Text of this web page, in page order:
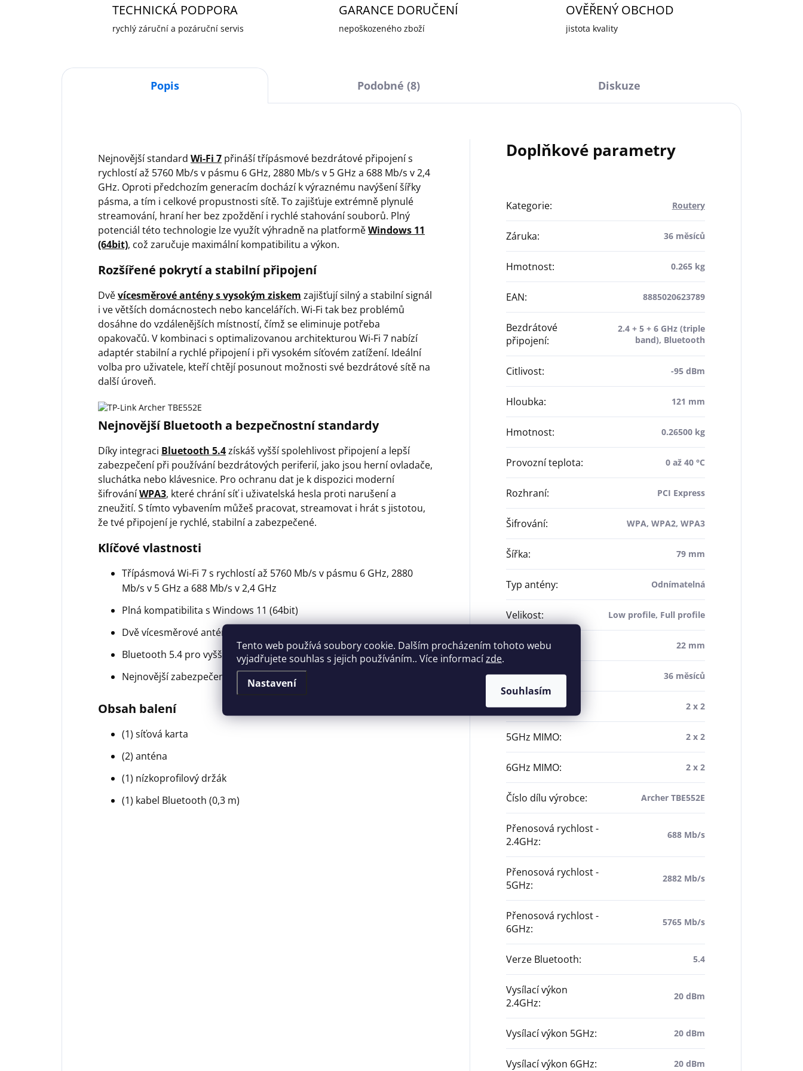
Tento web používá soubory cookie. Dalším procházením tohoto webu
vyjadřujete souhlas s jejich používáním.. Více informacízde.
Nastavení
Souhlasím
TECHNICKÁ PODPORA
rychlý záruční a pozáruční servis
GARANCE DORUČENÍ
nepoškozeného zboží
OVĚŘENÝ OBCHOD
jistota kvality
Popis Podobné (8) Diskuze
Nejnovější standard Wi-Fi 7 přináší třípásmové bezdrátové připojení s
rychlostí až 5760 Mb/s v pásmu 6 GHz, 2880 Mb/s v 5 GHz a 688 Mb/s v 2,4
GHz. Oproti předchozím generacím dochází k výraznému navýšení šířky
pásma, a tím i celkové propustnosti sítě. To zajišťuje extrémně plynulé
streamování, hraní her bez zpoždění i rychlé stahování souborů. Plný
potenciál této technologie lze využít výhradně na platforměWindows 11
(64bit), což zaručuje maximální kompatibilitu a výkon.
Rozšířené pokrytí a stabilní připojení
Dvěvícesměrové antény s vysokým ziskem zajišťují silný a stabilní signál
i ve větších domácnostech nebo kancelářích. Wi-Fi tak bez problémů
dosáhne do vzdálenějších místností, čímž se eliminuje potřeba
opakovačů. V kombinaci s optimalizovanou architekturou Wi-Fi 7 nabízí
adaptér stabilní a rychlé připojení i při vysokém síťovém zatížení. Ideální
volba pro uživatele, kteří chtějí posunout možnosti své bezdrátové sítě na
další úroveň.
Nejnovější Bluetooth a bezpečnostní standardy
Díky integraci Bluetooth 5.4získáš vyšší spolehlivost připojení a lepší
zabezpečení při používání bezdrátových periferií, jako jsou herní ovladače,
sluchátka nebo klávesnice. Pro ochranu dat je k dispozici moderní
šifrováníWPA3, které chrání síť i uživatelská hesla proti narušení a
zneužití. S tímto vybavením můžeš pracovat, streamovat i hrát s jistotou,
že tvé připojení je rychlé, stabilní a zabezpečené.
Klíčové vlastnosti
Třípásmová Wi-Fi 7 s rychlostí až 5760 Mb/s v pásmu 6 GHz, 2880
Mb/s v 5 GHz a 688 Mb/s v 2,4 GHz
Plná kompatibilita s Windows 11 (64bit)
Dvě vícesměrové antény s vysokým ziskem pro širší pokrytí
Bluetooth 5.4 pro vyšší bezpečnost a stabilitu připojení
Nejnovější zabezpečení s protokolem WPA3
Obsah balení
(1) síťová karta
(2) anténa
(1) nízkoprofilový držák
(1) kabel Bluetooth (0,3 m)
Doplňkové parametry
Kategorie: Routery
Záruka: 36 měsíců
Hmotnost: 0.265 kg
EAN: 8885020623789
Bezdrátové
připojení:
2.4 + 5 + 6 GHz (triple
band), Bluetooth
Citlivost: -95 dBm
Hloubka: 121 mm
Hmotnost: 0.26500 kg
Provozní teplota: 0 až 40 °C
Rozhraní: PCI Express
Šifrování: WPA, WPA2, WPA3
Šířka: 79 mm
Typ antény: Odnímatelná
Velikost: Low profile, Full profile
Výška: 22 mm
Záruka: 36 měsíců
2.4GHz MIMO 2 x 2
5GHz MIMO: 2 x 2
6GHz MIMO: 2 x 2
Číslo dílu výrobce: Archer TBE552E
Přenosová rychlost -
2.4GHz:
688 Mb/s
Přenosová rychlost -
5GHz:
2882 Mb/s
Přenosová rychlost -
6GHz:
5765 Mb/s
Verze Bluetooth: 5.4
Vysílací výkon
2.4GHz:
20 dBm
Vysílací výkon 5GHz: 20 dBm
Vysílací výkon 6GHz: 20 dBm